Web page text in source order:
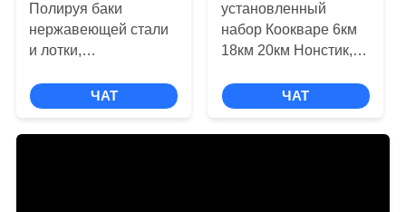
НОВОСТИ
СЛУЧАИ
КАРТА
Полируя баки
нержавеющей стали
и лотки,
нержавеющая сталь
варя лотки
ЧАТ
установленный
набор Коокваре 6км
18км 20км Нонстик,
стали и лотки
ЧАТ